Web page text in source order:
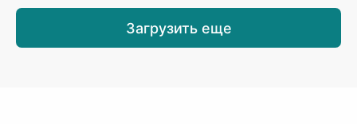
Загрузить еще